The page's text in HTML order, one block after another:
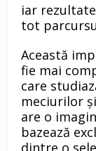
iar
tot
Această
fie mai
care
meciurilor
are o
bazează
dintre o